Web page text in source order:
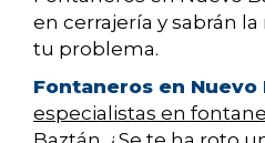
en cerrajería y sabrán
tu problema.
Fontaneros en Nuevo
especialistas en